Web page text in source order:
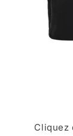
Cliquez